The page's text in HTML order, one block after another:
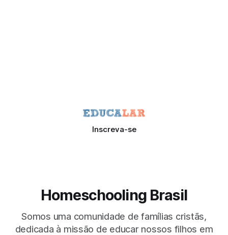
Inscreva-se
Homeschooling Brasil
Somos uma comunidade de famílias cristãs,
dedicada à missão de educar nossos filhos em